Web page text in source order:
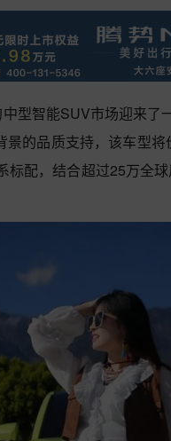
中型智能SUV市场迎来
景的品质支持，该车型
标配，结合超过25万全